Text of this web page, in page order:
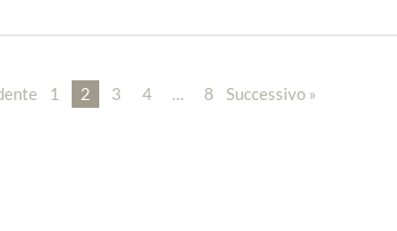
1 2 3 4 … 8 Successivo »